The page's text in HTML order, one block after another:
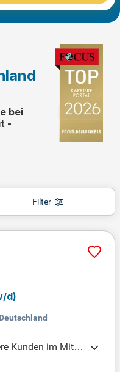
bei
-
Filter
d)
Kunden im Mittel
für anspr